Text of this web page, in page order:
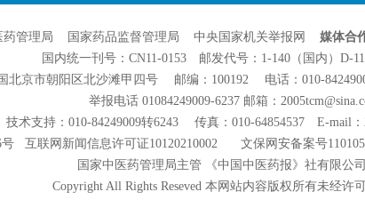
药管理局 国家药品监督管理局 中央国家机关举报网 媒体合
国内统一刊号：CN11-0153 邮发代号：1-140（国内）D-
北京市朝阳区北沙滩甲四号 邮编：100192 电话：010-
举报电话 01084249009-6237 邮箱：
技术支持：010-84249009转6243 传真：010-64854537 E-mail：
号
互联网新闻信息许可证10120210002文保网安备案号
国家中医药管理局主管 《中国中医药报》社有限公
Copyright All Rights Reseved 本网站内容版权所有未经许